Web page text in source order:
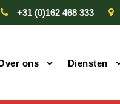
+31 (0)162 468 333
ons Diensten